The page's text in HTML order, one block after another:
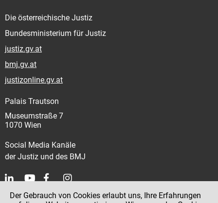
Die österreichische Justiz
Bundesministerium für Justiz
justiz.gv.at
bmj.gv.at
justizonline.gv.at
Palais Trautson
Museumstraße 7
1070 Wien
Social Media Kanäle
der Justiz und des BMJ
Kontakt
Der Gebrauch von Cookies erlaubt uns, Ihre Erfahrungen